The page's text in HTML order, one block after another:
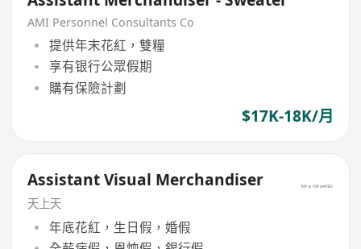
AMI Personnel Consultants Co
提供年末花紅，雙糧
享有银行公眾假期
購有保險計劃
$17K-18K/月
Assistant Visual Merchandiser
天上天
年底花紅，生日假，婚假